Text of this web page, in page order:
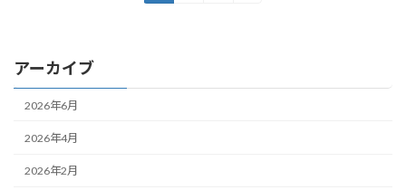
ペ
ー
ジ
送
定
アーカイブ
2026年6月
2026年4月
2026年2月